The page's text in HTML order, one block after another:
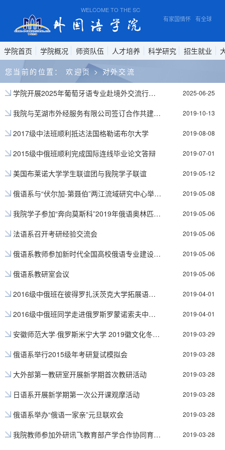
WELCOME TO THE SCHOOL OF FOREIGN STUDIES,
有家国情怀 有全球视
学院首页 学院概况 师资队伍 人才培养 科学研究 招生就业
您当前的位置： 欢迎页 > 对外交流
学院开展2025年葡萄牙语专业赴境外交流行前教育培训会 2025-06-25
我院与芜湖市外经服务有限公司签订合作共建就业实习基地协议 2019-10-13
2017级中法班顺利抵达法国格勒诺布尔大学 2019-08-08
2015级中俄班顺利完成国际连线毕业论文答辩 2019-07-01
美国布莱诺大学学生联谊团与我院学子联谊 2019-05-12
俄语系与“伏尔加-第聂伯”两江流域研究中心举办乌克兰国情讲座 2019-05-08
我院学子参加“奔向莫斯科”2019年俄语奥林匹克竞赛 2019-05-06
法语系召开考研经验交流会 2019-05-06
俄语系教师参加新时代全国高校俄语专业建设高端论坛 2019-05-06
俄语系教研室会议 2019-05-06
2016级中俄班在彼得罗扎沃茨克大学拓展语言实践活动 2019-04-01
2016级中俄班同学走进俄罗斯罗蒙诺索夫中学课堂 2019-04-01
安徽师范大学·俄罗斯米宁大学 2019徽文化冬令营顺利闭幕 2019-03-29
俄语系举行2015级年考研复试模拟会 2019-03-28
大外部第一教研室开展新学期首次教研活动 2019-03-28
日语系开展新学期第一次公开课观摩活动 2019-03-28
俄语系举办“俄语一家亲”元旦联欢会 2019-03-28
我院教师参加外研讯飞教育部产学合作协同育人项目推介会 2019-03-28